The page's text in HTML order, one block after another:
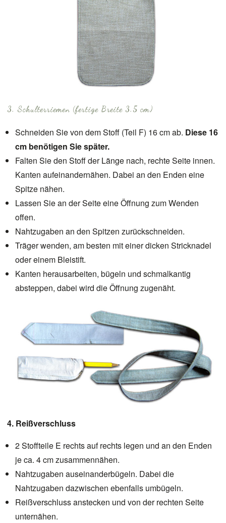
3. Schulterriemen (fertige Breite 3.5 cm)
Schneiden Sie von dem Stoff (Teil F) 16 cm ab. Diese 16
cm benötigen Sie später.
Falten Sie den Stoff der Länge nach, rechte Seite innen.
Kanten aufeinandernähen. Dabei an den Enden eine
Spitze nähen.
Lassen Sie an der Seite eine Öffnung zum Wenden
offen.
Nahtzugaben an den Spitzen zurückschneiden.
Träger wenden, am besten mit einer dicken Stricknadel
oder einem Bleistift.
Kanten herausarbeiten, bügeln und schmalkantig
absteppen, dabei wird die Öffnung zugenäht.
4. Reißverschluss
2 Stoffteile E rechts auf rechts legen und an den Enden
je ca. 4 cm zusammennähen.
Nahtzugaben auseinanderbügeln. Dabei die
Nahtzugaben dazwischen ebenfalls umbügeln.
Reißverschluss anstecken und von der rechten Seite
unternähen.